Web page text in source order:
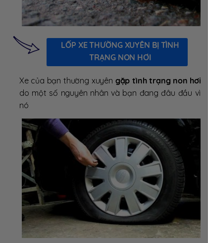
LỐP XE THƯỜNG XUYÊN BỊ TÌNH
TRẠNG NON HƠI
Xe của bạn thường xuyên gặp tình trạng non hơi
do một số nguyên nhân và bạn đang đâu đầu vì
nó